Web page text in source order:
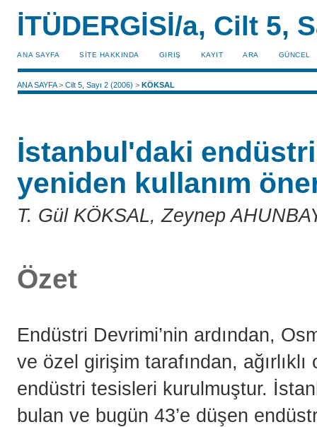
İTÜDERGİSİ/a, Cilt 5,
ANA SAYFA SİTE HAKKINDA GIRIŞ KAYIT ARA GÜNCEL
ANA SAYFA>Cilt 5, Sayı 2 (2006) >KÖKSAL
İstanbul'daki
yeniden kullanım
T. Gül KÖKSAL, Zeynep
Özet
Endüstri Devrimi’nin ardından,
ve özel girişim tarafından,
endüstri tesisleri kurulmuştur.
bulan ve bugün 43’e düşen